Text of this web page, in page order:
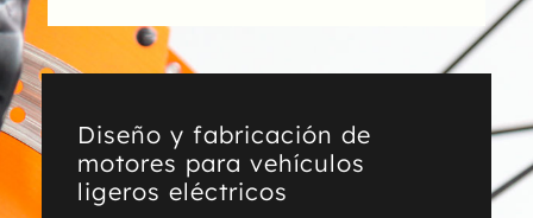
Diseño y fabricación de
motores para vehículos
ligeros eléctricos